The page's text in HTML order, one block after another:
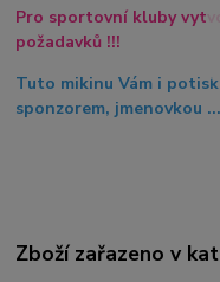
Pro sportovní kluby
požadavků !!!
Tuto mikinu Vám i
sponzorem, jmenovkou
Zboží zařazeno v